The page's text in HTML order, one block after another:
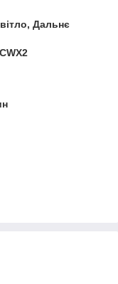
Дальнє